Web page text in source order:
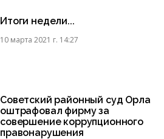
Итоги недели...
10 марта 2021 г. 14:27
Советский районный суд Орла
оштрафовал фирму за
совершение коррупционного
правонарушения